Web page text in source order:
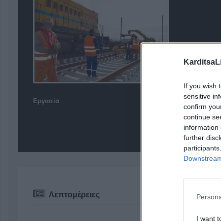
If you wish
sensitive
confirm
continue
information
further
I want
Εργασία
Λεπτομέρειες